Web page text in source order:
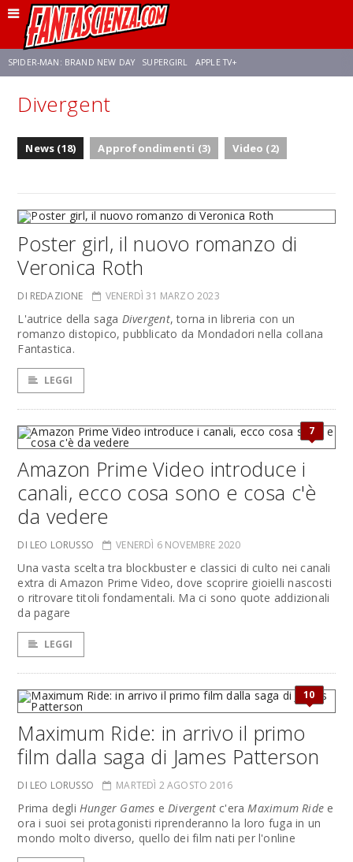
SPIDER-MAN: BRAND NEW DAY SUPERGIRL APPLE TV+
FRANCO RICCIARDIELLO
Divergent
News (18) Approfondimenti (3) Video (2)
Poster girl, il nuovo romanzo di
Veronica Roth
DI REDAZIONE VENERDÌ 31 MARZO 2023
L'autrice della saga Divergent, torna in libreria con un
romanzo distopico, pubblicato da Mondadori nella collana
Fantastica.
LEGGI
7
Amazon Prime Video introduce i
canali, ecco cosa sono e cosa c'è
da vedere
DI LEO LORUSSO VENERDÌ 6 NOVEMBRE 2020
Una vasta scelta tra blockbuster e classici di culto nei canali
extra di Amazon Prime Video, dove scoprire gioielli nascosti
o ritrovare titoli fondamentali. Ma ci sono quote addizionali
da pagare
LEGGI
10
Maximum Ride: in arrivo il primo
film dalla saga di James Patterson
DI LEO LORUSSO MARTEDÌ 2 AGOSTO 2016
Prima degli Hunger Games eDivergent c'eraMaximum Ride e
ora i suoi sei protagonisti riprenderanno la loro fuga in un
mondo molto diverso, quello dei film nati per l'online